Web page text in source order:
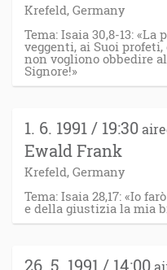
Krefeld, Germany
Tema: Isaia 30,8-13:
veggenti, ai Suoi
non vogliono obbedire
Signore!»
1. 6. 1991 / 19:30
Ewald Frank
Krefeld, Germany
Tema: Isaia 28,17: «Io
e della giustizia la mia
26. 5. 1991 / 14:00